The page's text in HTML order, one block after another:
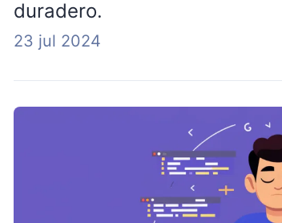
duradero.
23 jul 2024